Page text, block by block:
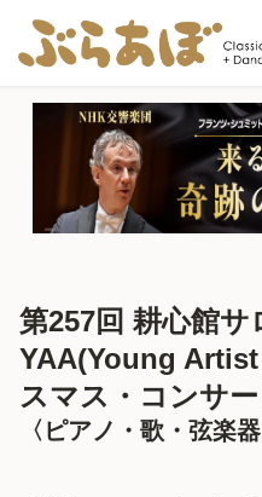
第257回 耕心館サ
YAA(Young
スマス・コンサー
〈ピアノ・歌・弦楽